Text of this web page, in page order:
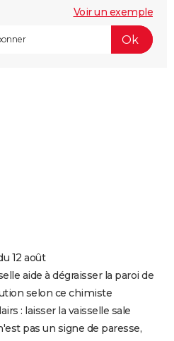
Voir un exemple
12 août
aide à dégraisser la paroi de
selon ce chimiste
: laisser la vaisselle sale
pas un signe de paresse,